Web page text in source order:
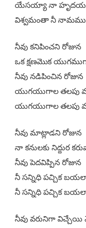
యేసయ్యా నా హృదయ
విశ్వమంతా నీ
నీవు కనిపించని రోజున
ఒక క్షణమొక
నీవు నడిపించిన రోజున
యుగయుగాల తలపు
యుగయుగాల తలపు
నీవు మాట్లాడని రోజున
నా కనులకు నిద్దుర
నీవు పెదవిప్పిన రోజున
నీ సన్నిధి పచ్చిక
నీ సన్నిధి పచ్చిక
నీవు వరునిగా విచ్చేయి